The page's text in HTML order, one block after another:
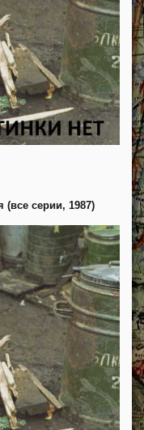
(все серии, 1987)